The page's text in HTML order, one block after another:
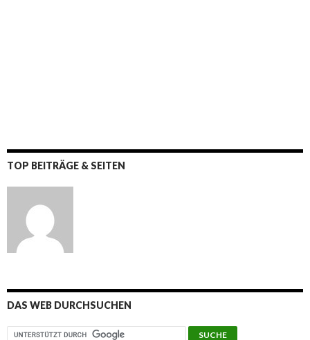
TOP BEITRÄGE & SEITEN
DAS WEB DURCHSUCHEN